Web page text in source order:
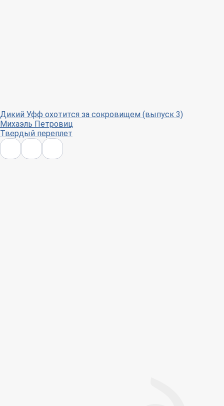
Дикий Уфф охотится за сокровищем (выпуск 3)
Михаэль Петровиц
Твердый переплет